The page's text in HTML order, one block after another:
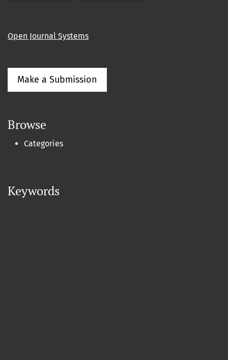
Open Journal Systems
Make a Submission
Browse
Categories
Keywords